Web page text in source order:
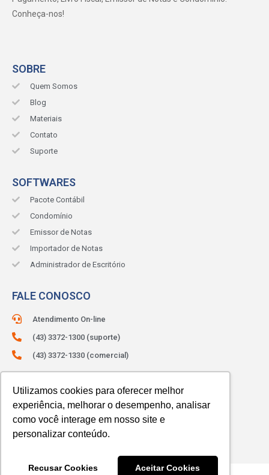
Utilizamos cookies para oferecer melhor
experiência, melhorar o desempenho, analisar
como você interage em nosso site e
personalizar conteúdo.
Recusar Cookies Aceitar Cookies
Conheça-nos!
SOBRE
Quem Somos
Blog
Materiais
Contato
Suporte
SOFTWARES
Pacote Contábil
Condomínio
Emissor de Notas
Importador de Notas
Administrador de Escritório
FALE CONOSCO
Atendimento On-line
(43) 3372-1300 (suporte)
(43) 3372-1330 (comercial)
Das 8h às 12h e das 13h às 18h.